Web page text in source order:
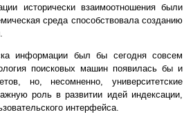
исторически взаимоотношения были
среда способствовала созданию
информации был бы сегодня совсем
поисковых машин появилась бы и
но, несомненно, университетские
роль в развитии идей индексации,
интерфейса.